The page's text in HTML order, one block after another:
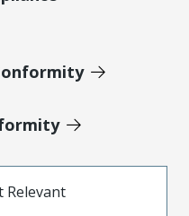
Relevant